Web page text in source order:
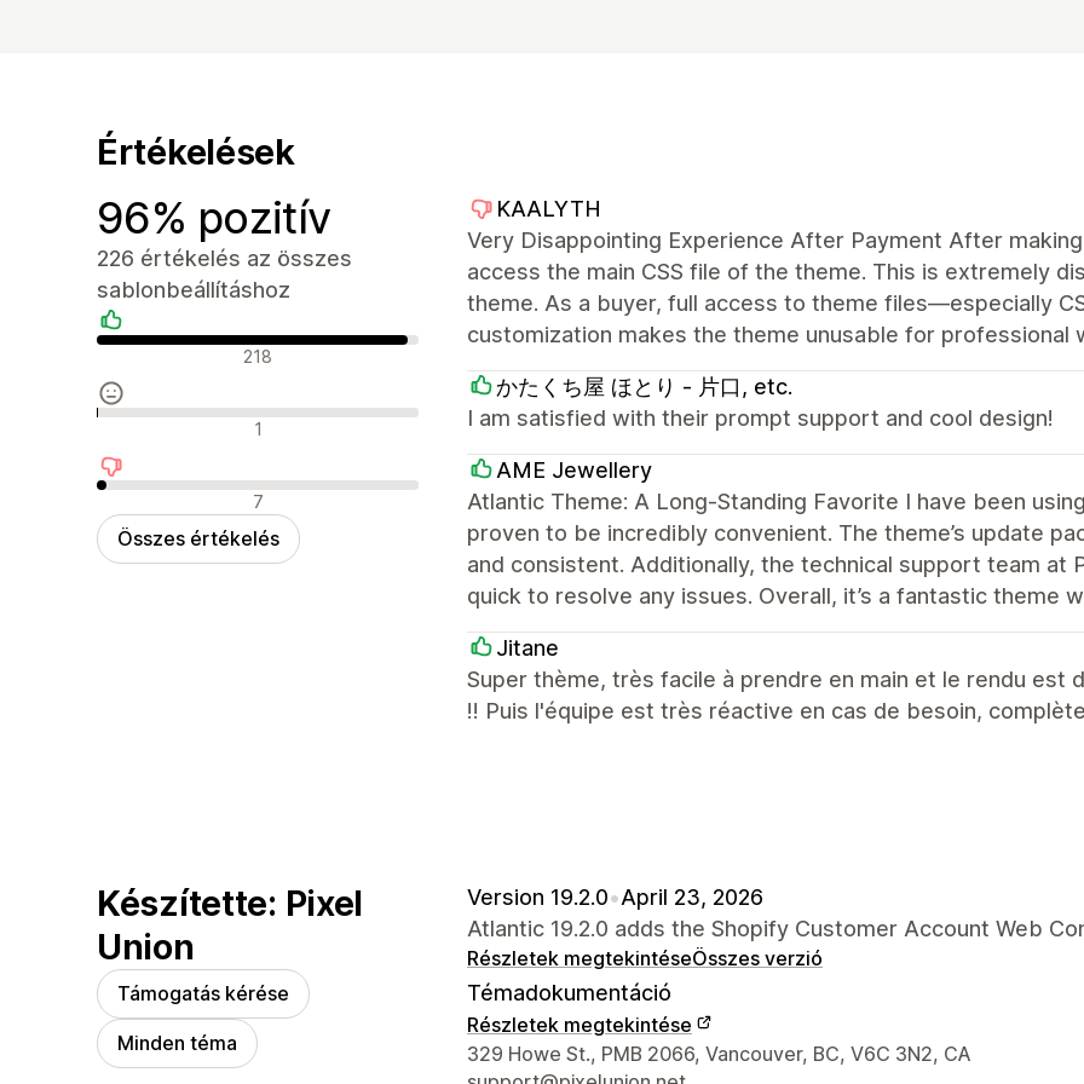
Értékelések
96% pozitív
226 értékelés az összes
sablonbeállításhoz
Pozitív értékelések
218
Semleges értékelések
1
Negatív értékelések
7
Összes értékelés
KAALYTH
Very Disappointing Experience After Payment After
access the main CSS file of the theme. This is extremely
theme. As a buyer, full access to theme files—especially
customization makes the theme unusable for
かたくち屋 ほとり - 片口, etc.
I am satisfied with their prompt support and cool design!
AME Jewellery
Atlantic Theme: A Long-Standing Favorite I have been
proven to be incredibly convenient. The theme’s update
and consistent. Additionally, the technical support team at
quick to resolve any issues. Overall, it’s a fantastic theme
Jitane
Super thème, très facile à prendre en main et le rendu est
!! Puis l'équipe est très réactive en cas de besoin,
Készítette: Pixel
Union
Támogatás kérése
Minden téma
Version 19.2.0•April 23, 2026
Atlantic 19.2.0 adds the Shopify Customer Account Web
Részletek megtekintéseÖsszes verzió
Témadokumentáció
Részletek megtekintése
Dizájner kapcsolattartási adatai
329 Howe St., PMB 2066, Vancouver, BC, V6C 3N2, CA